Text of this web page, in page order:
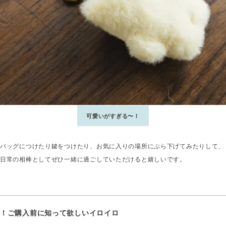
可愛いがすぎる〜！
バッグにつけたり鍵をつけたり、お気に入りの場所にぶら下げてみたりして、
日常の相棒としてぜひ一緒に過ごしていただけると嬉しいです。
！ご購入前に知って欲しいイロイロ